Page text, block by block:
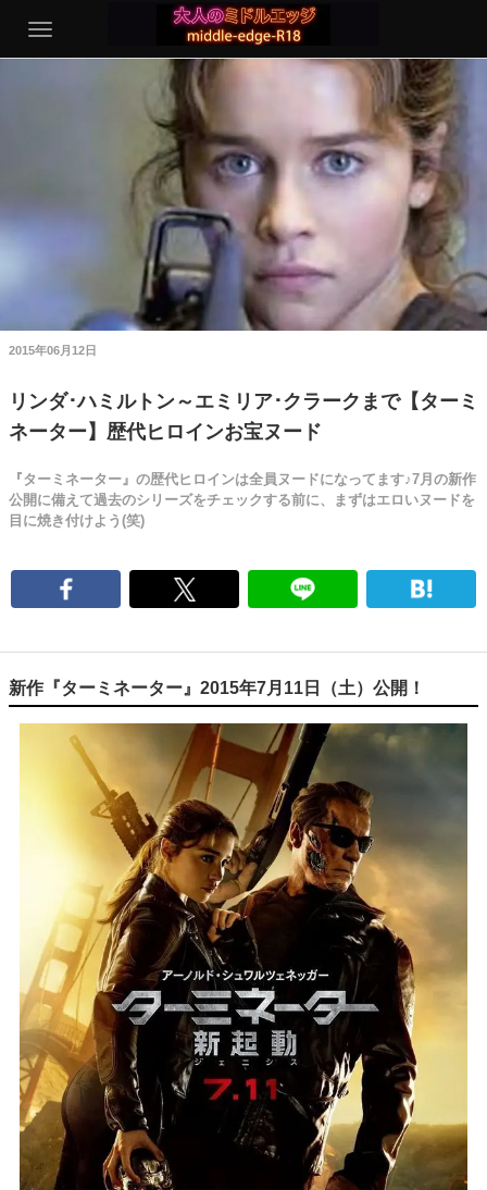
2015年06月12日
リンダ･ハミルトン～エミリア･クラークまで【ターミ
ネーター】歴代ヒロインお宝ヌード
『ターミネーター』の歴代ヒロインは全員ヌードになってます♪7月の新作
公開に備えて過去のシリーズをチェックする前に、まずはエロいヌードを
目に焼き付けよう(笑)
新作『ターミネーター』2015年7月11日（土）公開！